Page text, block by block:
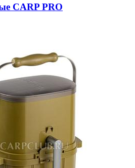
CARP PRO